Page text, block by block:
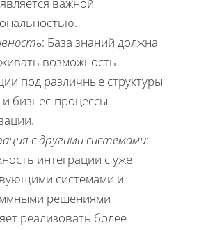
: База знаний должна
возможность
под различные структуры
бизнес-процессы
с другими системами:
интеграции с уже
системами и
решениями
реализовать более